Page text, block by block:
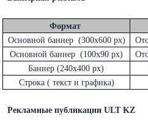
Формат
Основной баннер (300x600 px)
Основной баннер (100x90 px)
Баннер (240x400 px)
Строка ( текст и графика)
Рекламные публикации ULT KZ